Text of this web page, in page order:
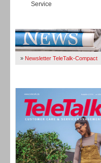
Service
» Newsletter TeleTalk-Compact